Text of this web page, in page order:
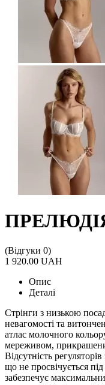
(Відгуки 0)
1 920.00 UAH
Опис
Деталі
Стрінги з низькою
невагомості та
атлас молочного
мереживом,
Відсутність
що не просвічується
забезпечує